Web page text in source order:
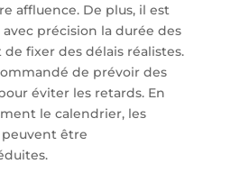
affluence. De plus, il est
précision la durée des
fixer des délais réalistes.
de prévoir des
éviter les retards. En
le calendrier, les
être